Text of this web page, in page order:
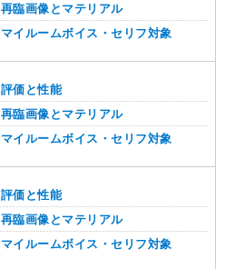
再臨画像とマテリアル
マイルームボイス・セリフ対象
評価と性能
再臨画像とマテリアル
マイルームボイス・セリフ対象
評価と性能
再臨画像とマテリアル
マイルームボイス・セリフ対象